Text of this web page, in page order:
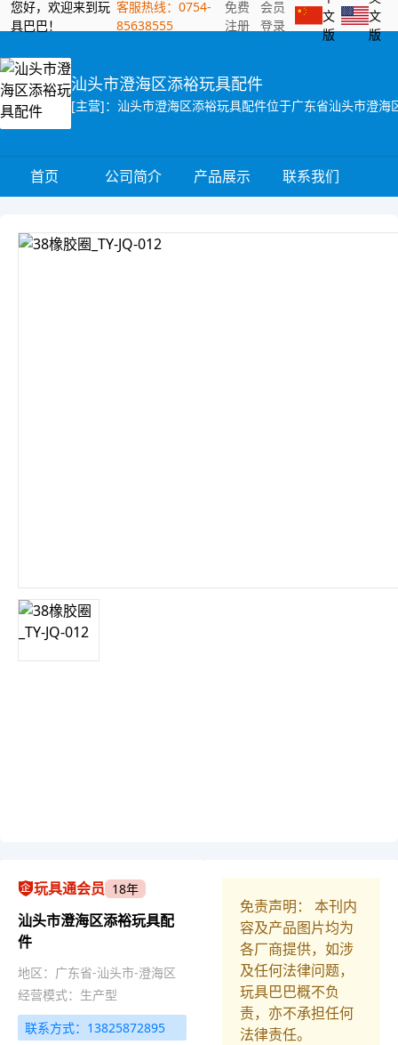
您好，欢迎来到玩
具巴巴！
客服热线：0754-
85638555
免费
注册
会员
登录
文
版
文
版
汕头市澄海区添裕玩具配件
首页 公司简介 产品展示 联系我们
玩具通会员 18年
汕头市澄海区添裕玩具配
件
地区：广东省-汕头市-澄海区
经营模式：生产型
联系方式：13825872895
免责声明： 本刊内
容及产品图片均为
各厂商提供，如涉
及任何法律问题，
玩具巴巴概不负
责，亦不承担任何
法律责任。